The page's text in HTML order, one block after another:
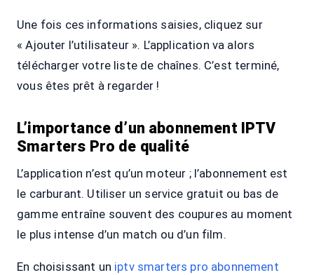
Une fois ces informations saisies, cliquez sur
« Ajouter l’utilisateur ». L’application va alors
télécharger votre liste de chaînes. C’est terminé,
vous êtes prêt à regarder !
L’importance d’un abonnement IPTV
Smarters Pro de qualité
L’application n’est qu’un moteur ; l’abonnement est
le carburant. Utiliser un service gratuit ou bas de
gamme entraîne souvent des coupures au moment
le plus intense d’un match ou d’un film.
En choisissant un iptv smarters pro abonnement